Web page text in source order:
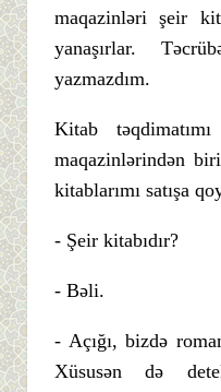
maqazinləri şeir
yanaşırlar.
yazmazdım.
Kitab
maqazinlərindən
kitablarımı satışa
- Şeir kitabıdır?
- Bəli.
- Açığı, bizdə
Xüsusən də